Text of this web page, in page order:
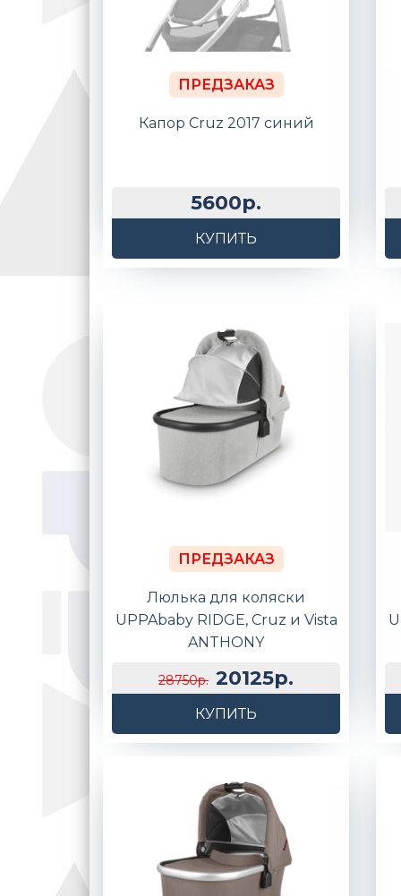
ПРЕДЗАКАЗ
Капор Cruz 2017 синий
5600р.
КУПИТЬ
ПРЕДЗАКАЗ
Люлька для коляски
UPPAbaby RIDGE, Cruz и Vista
ANTHONY
28750р. 20125р.
КУПИТЬ